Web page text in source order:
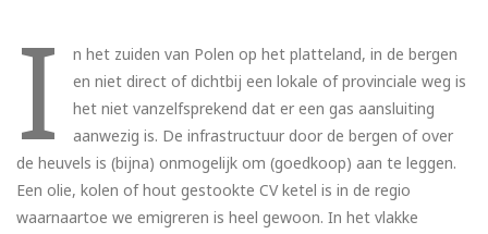
I
n het zuiden van Polen op het platteland, in de bergen
en niet direct of dichtbij een lokale of provinciale weg is
het niet vanzelfsprekend dat er een gas aansluiting
aanwezig is. De infrastructuur door de bergen of over
de heuvels is (bijna) onmogelijk om (goedkoop) aan te leggen.
Een olie, kolen of hout gestookte CV ketel is in de regio
waarnaartoe we emigreren is heel gewoon. In het vlakke